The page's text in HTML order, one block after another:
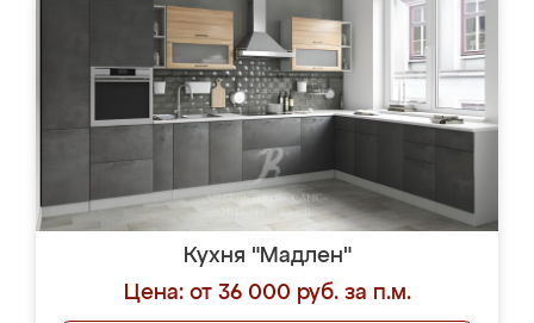
Кухня "Мадлен"
Цена: от 36 000 руб. за п.м.